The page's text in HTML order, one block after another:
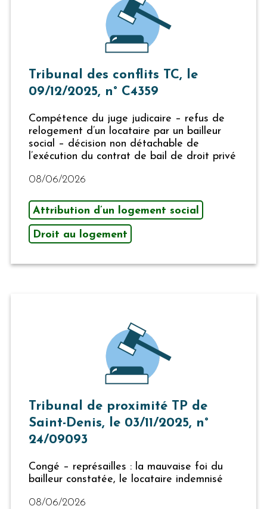
Tribunal des conflits TC, le
09/12/2025, n° C4359
Compétence du juge judicaire – refus de
relogement d’un locataire par un bailleur
social – décision non détachable de
l’exécution du contrat de bail de droit privé
08/06/2026
Attribution d’un logement social
Droit au logement
Tribunal de proximité TP de
Saint-Denis, le 03/11/2025, n°
24/09093
Congé – représailles : la mauvaise foi du
bailleur constatée, le locataire indemnisé
08/06/2026